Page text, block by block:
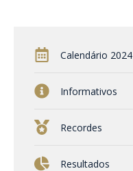
Calendário 2024
Informativos
Recordes
Resultados